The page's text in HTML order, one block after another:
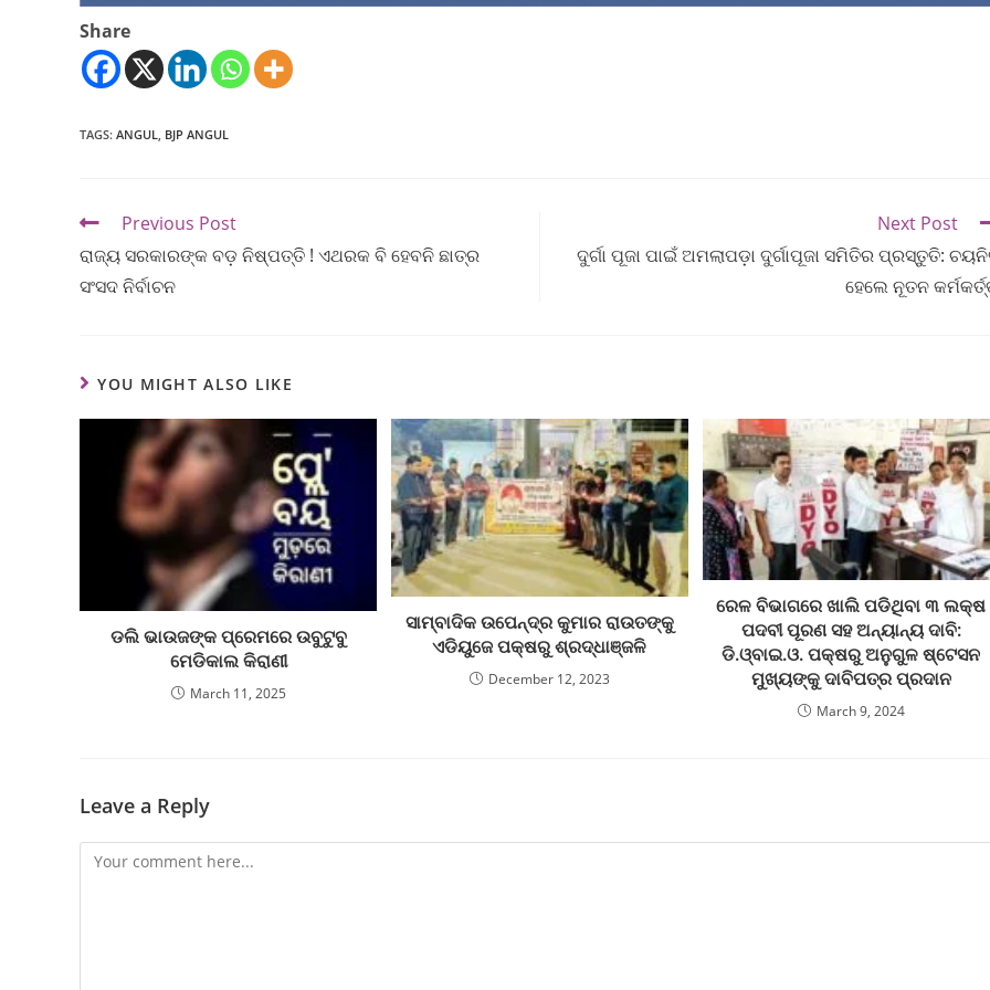
Share
TAGS: ANGUL, BJP ANGUL
Previous Post
ରାଜ୍ୟ ସରକାରଙ୍କ ବଡ଼ ନିଷ୍ପତ୍ତି ! ଏଥରକ ବି ହେବନି ଛାତ୍ର
ସଂସଦ ନିର୍ବାଚନ
Next Post
ଦୁର୍ଗା ପୂଜା ପାଇଁ ଅମଲାପଡ଼ା ଦୁର୍ଗାପୂଜା ସମିତିର ପ୍ରସ୍ତୁତି:
ହେଲେ ନୂତନ
YOU MIGHT ALSO LIKE
ଡଲି ଭାଉଜଙ୍କ ପ୍ରେମରେ ଉବୁଟୁବୁ
ମେଡିକାଲ କିରାଣୀ
March 11, 2025
ସାମ୍ବାଦିକ ଉପେନ୍ଦ୍ର କୁମାର ରାଉତଙ୍କୁ
ଏଡିୟୁଜେ ପକ୍ଷରୁ ଶ୍ରଦ୍ଧାଞ୍ଜଳି
December 12, 2023
ରେଳ ବିଭାଗରେ ଖାଲି ପଡିଥିବା ୩ ଲକ୍ଷ
ପଦବୀ ପୂରଣ ସହ ଅନ୍ୟାନ୍ୟ ଦାବି:
ଡି.ଓ୍ବାଇ.ଓ. ପକ୍ଷରୁ ଅନୁଗୁଳ ଷ୍ଟେସନ
ମୁଖ୍ୟଙ୍କୁ ଦାବିପତ୍ର ପ୍ରଦାନ
March 9, 2024
Leave a Reply